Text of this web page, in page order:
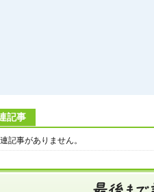
記事
記事がありません。